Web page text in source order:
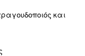
και